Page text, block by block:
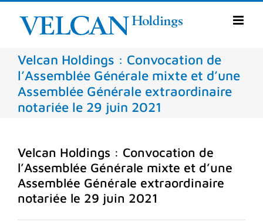
Skip
content
Velcan Holdings : Convocation de
l’Assemblée Générale mixte et d’une
Assemblée Générale extraordinaire
notariée le 29 juin 2021
Velcan Holdings : Convocation de
l’Assemblée Générale mixte et d’une
Assemblée Générale extraordinaire
notariée le 29 juin 2021